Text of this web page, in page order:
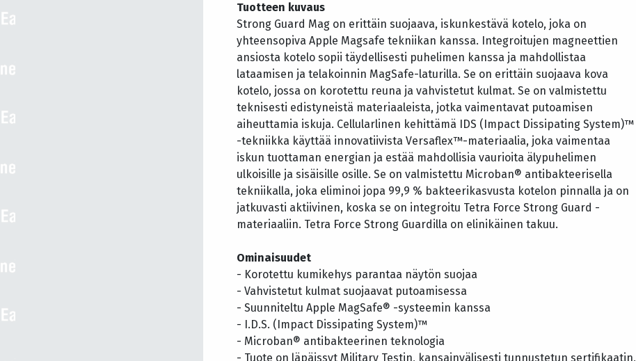
Tuotteen kuvaus
Strong Guard Mag on erittäin suojaava, iskunkestävä kotelo, joka on
yhteensopiva Apple Magsafe tekniikan kanssa. Integroitujen magneettien
ansiosta kotelo sopii täydellisesti puhelimen kanssa ja mahdollistaa
lataamisen ja telakoinnin MagSafe-laturilla. Se on erittäin suojaava kova
kotelo, jossa on korotettu reuna ja vahvistetut kulmat. Se on valmistettu
teknisesti edistyneistä materiaaleista, jotka vaimentavat putoamisen
aiheuttamia iskuja. Cellularlinen kehittämä IDS (Impact Dissipating System)™
-tekniikka käyttää innovatiivista Versaflex™-materiaalia, joka vaimentaa
iskun tuottaman energian ja estää mahdollisia vaurioita älypuhelimen
ulkoisille ja sisäisille osille. Se on valmistettu Microban® antibakteerisella
tekniikalla, joka eliminoi jopa 99,9 % bakteerikasvusta kotelon pinnalla ja on
jatkuvasti aktiivinen, koska se on integroitu Tetra Force Strong Guard -
materiaaliin. Tetra Force Strong Guardilla on elinikäinen takuu.
Ominaisuudet
- Korotettu kumikehys parantaa näytön suojaa
- Vahvistetut kulmat suojaavat putoamisessa
- Suunniteltu Apple MagSafe® -systeemin kanssa
- I.D.S. (Impact Dissipating System)™
- Microban® antibakteerinen teknologia
- Tuote on läpäissyt Military Testin, kansainvälisesti tunnustetun sertifikaatin,